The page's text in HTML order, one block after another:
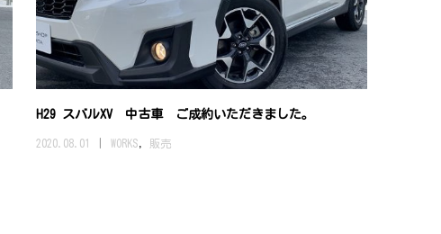
H29 スバルXV 中古車 ご成約いただきました。
2020.08.01 WORKS 販売